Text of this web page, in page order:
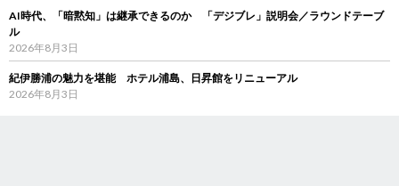
AI時代、「暗黙知」は継承できるのか 「デジブレ」説明会／ラウンドテーブ
ル
2026年8月3日
紀伊勝浦の魅力を堪能 ホテル浦島、日昇館をリニューアル
2026年8月3日